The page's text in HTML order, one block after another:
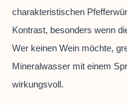
charakteristischen
Kontrast, besonders wenn
Wer keinen Wein möchte,
Mineralwasser mit einem
wirkungsvoll.